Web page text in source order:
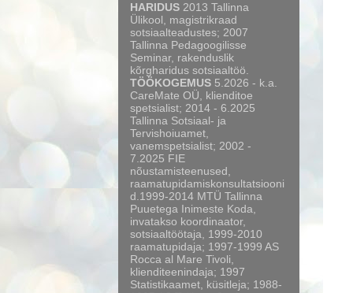
HARIDUS 2013 Tallinna
Ülikool, magistrikraad
sotsiaalteadustes; 2007
Tallinna Pedagoogilisse
Seminar, rakenduslik
kõrgharidus sotsiaaltöö.
TÖÖKOGEMUS 5.2026 - k.a.
CareMate OÜ, klienditoe
spetsialist; 2014 - 6.2025
Tallinna Sotsiaal- ja
Tervishoiuamet,
vanemspetsialist; 2002 -
7.2025 FIE
nõustamisteenused,
raamatupidamiskonsultatsiooni
d.1999-2014 MTÜ Tallinna
Puuetega Inimeste Koda,
invatakso koordinaator,
sotsiaaltöötaja, 1999-2010
raamatupidaja; 1997-1999 AS
Rocca al Mare Tivoli,
klienditeenindaja; 1997
Statistikaamet, küsitleja; 1988-